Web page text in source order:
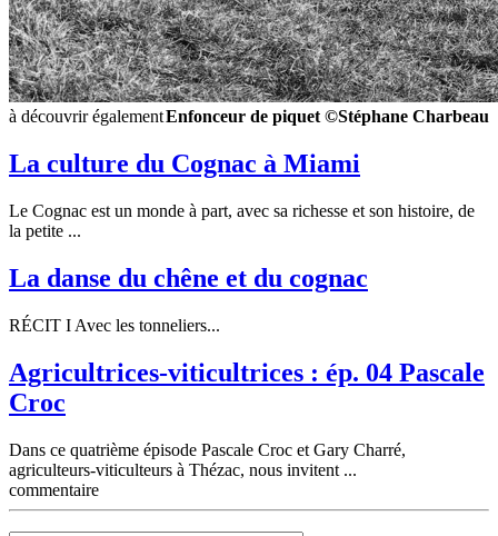
Enfonceur de piquet ©Stéphane Charbeau
à découvrir également
La culture du Cognac à Miami
Le Cognac est un monde à part, avec sa richesse et son histoire, de
la petite ...
La danse du chêne et du cognac
RÉCIT I Avec les tonneliers...
Agricultrices-viticultrices : ép. 04 Pascale
Croc
Dans ce quatrième épisode Pascale Croc et Gary Charré,
agriculteurs-viticulteurs à Thézac, nous invitent ...
commentaire